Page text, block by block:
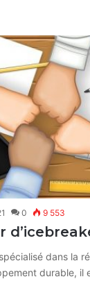
0 9 553
dans la
durable, il